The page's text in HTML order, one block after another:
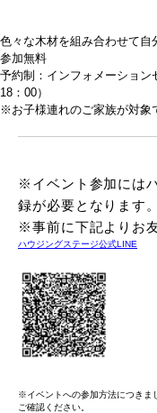
色々な木材を組み合わせて自
参加無料
予約制：インフォメーション
18：00）
※お子様連れのご家族が対象
※イベント参加には
録が必要となります。
※事前に下記よりお
ハウジングステージ公式LINE
※イベントへの参加方法につきま
ご確認ください。